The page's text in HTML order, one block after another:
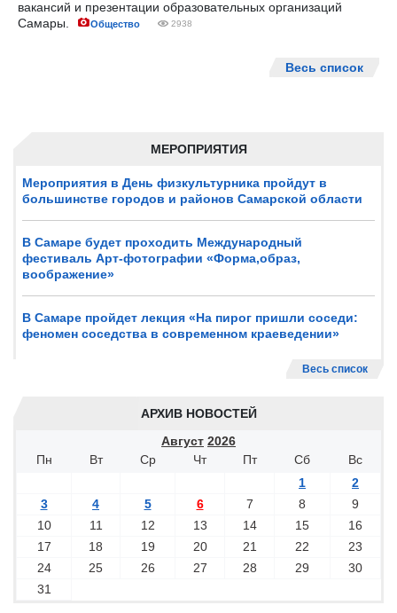
МЕРОПРИЯТИЯ
Мероприятия в День физкультурника пройдут в
большинстве городов и районов Самарской области
В Самаре будет проходить Международный
фестиваль Арт-фотографии «Форма,образ,
воображение»
В Самаре пройдет лекция «На пирог пришли соседи:
феномен соседства в современном краеведении»
Весь список
АРХИВ НОВОСТЕЙ
Август 2026
Пн
Вт Ср Чт Пт Сб
Вс
1
2
3
4 5 6 7 8
9
10
11 12 13 14 15
16
17
18 19 20 21 22
23
24
25 26 27 28 29
30
31
вакансий и презентации образовательных организаций
Самары.
Общество 2938
Весь список